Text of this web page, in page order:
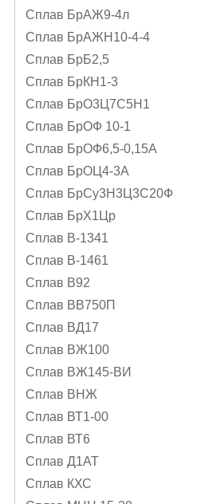
Сплав БрАЖ9-4л
Сплав БрАЖН10-4-4
Сплав БрБ2,5
Сплав БрКН1-3
Сплав БрО3Ц7С5Н1
Сплав БрОФ 10-1
Сплав БрОФ6,5-0,15А
Сплав БрОЦ4-3А
Сплав БрСу3Н3Ц3С20Ф
Сплав БрХ1Цр
Сплав В-1341
Сплав В-1461
Сплав В92
Сплав ВВ750П
Сплав ВД17
Сплав ВЖ100
Сплав ВЖ145-ВИ
Сплав ВНЖ
Сплав ВТ1-00
Сплав ВТ6
Сплав Д1АТ
Сплав КХС